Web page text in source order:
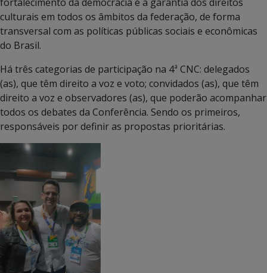
culturais em todos os âmbitos da federação, de forma
transversal com as políticas públicas sociais e econômicas
do Brasil.
Há três categorias de participação na 4ª CNC: delegados
(as), que têm direito a voz e voto; convidados (as), que têm
direito a voz e observadores (as), que poderão acompanhar
todos os debates da Conferência. Sendo os primeiros,
responsáveis por definir as propostas prioritárias.